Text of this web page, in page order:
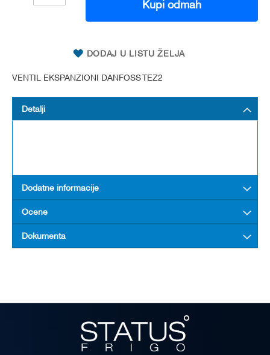
Kupi odmah
DODAJ U LISTU ŽELJA
VENTIL EKSPANZIONI DANFOSS TEZ2
Detalji
Dodatne informacije
Ocene
Dokumenta